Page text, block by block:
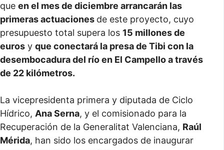
que en el mes de diciembre arrancarán las
primeras actuaciones de este proyecto, cuyo
presupuesto total supera los 15 millones de
euros y que conectará la presa de Tibi con la
desembocadura del río en El Campello a través
de 22 kilómetros.
La vicepresidenta primera y diputada de Ciclo
Hídrico, Ana Serna, y el comisionado para la
Recuperación de la Generalitat Valenciana, Raúl
Mérida, han sido los encargados de inaugurar